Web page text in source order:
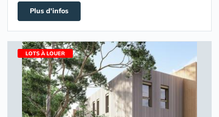
Plus d'infos
LOTS À LOUER